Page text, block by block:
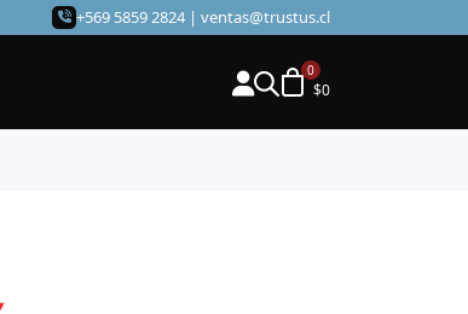
+569 5859 2824 | ventas@trustus.cl
$0